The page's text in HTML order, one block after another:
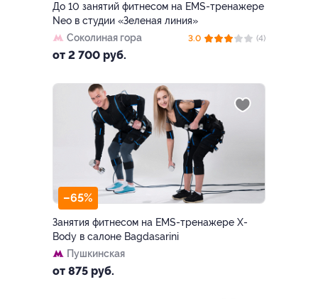
До 10 занятий фитнесом на EMS-тренажере
Neo в студии «Зеленая линия»
Соколиная гора
от 2 700 руб.
3.0 (4)
–65%
Занятия фитнесом на EMS-тренажере X-
Body в салоне Bagdasarini
Пушкинская
от 875 руб.